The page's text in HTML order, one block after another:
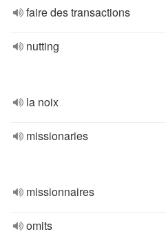
faire des transactions
nutting
la noix
missionaries
missionnaires
omits